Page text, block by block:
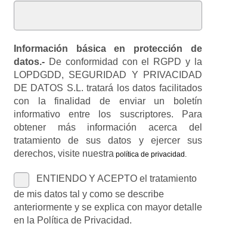
Información básica en protección de
datos.-De conformidad con el RGPD y la
LOPDGDD, SEGURIDAD Y PRIVACIDAD
DE DATOS S.L. tratará los datos facilitados
con la finalidad de enviar un boletín
informativo entre los suscriptores. Para
obtener más información acerca del
tratamiento de sus datos y ejercer sus
derechos, visite nuestra política de privacidad .
ENTIENDO Y ACEPTO el tratamiento
de mis datos tal y como se describe
anteriormente y se explica con mayor detalle
en la Política de Privacidad.